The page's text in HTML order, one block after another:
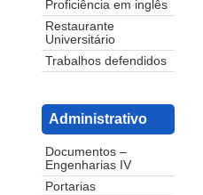
Proficiência em inglês
Restaurante
Universitário
Trabalhos defendidos
Administrativo
Documentos –
Engenharias IV
Portarias